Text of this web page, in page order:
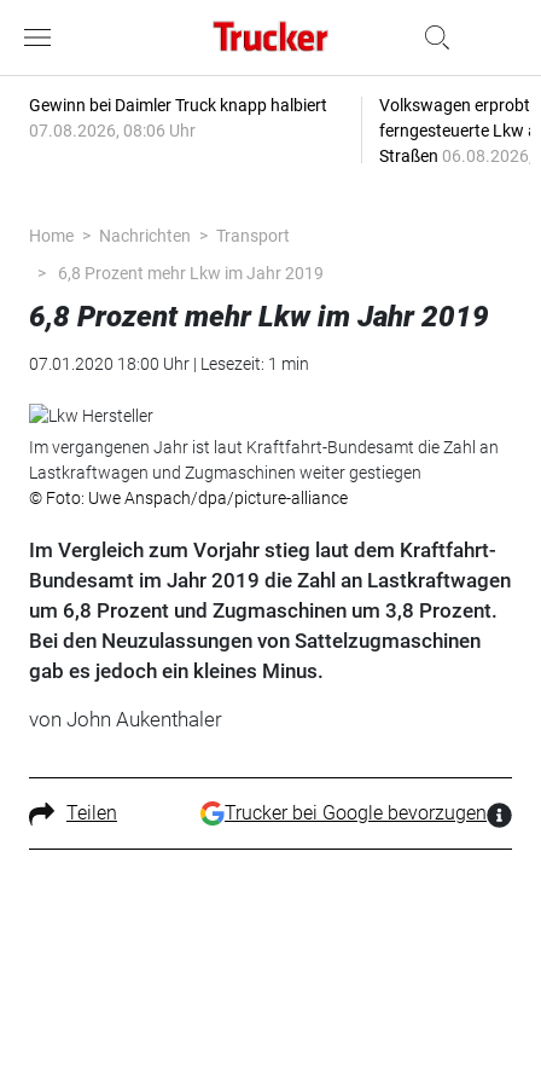
Gewinn bei Daimler Truck knapp halbiert
07.08.2026, 08:06 Uhr
Volkswagen erprobt
ferngesteuerte Lkw
Straßen 06.08.2026,
Home Nachrichten
Transport
6,8 Prozent mehr Lkw im Jahr 2019
6,8 Prozent mehr Lkw im Jahr 2019
07.01.2020 18:00 Uhr | Lesezeit: 1 min
Im vergangenen Jahr ist laut Kraftfahrt-Bundesamt die Zahl an
Lastkraftwagen und Zugmaschinen weiter gestiegen
© Foto: Uwe Anspach/dpa/picture-alliance
Im Vergleich zum Vorjahr stieg laut dem Kraftfahrt-
Bundesamt im Jahr 2019 die Zahl an Lastkraftwagen
um 6,8 Prozent und Zugmaschinen um 3,8 Prozent.
Bei den Neuzulassungen von Sattelzugmaschinen
gab es jedoch ein kleines Minus.
von John Aukenthaler
Teilen Trucker bei Google bevorzugen